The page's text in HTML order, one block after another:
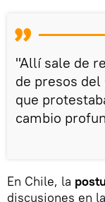
"Allí sale de
de presos
que
cambio
En Chile, la
discusiones en